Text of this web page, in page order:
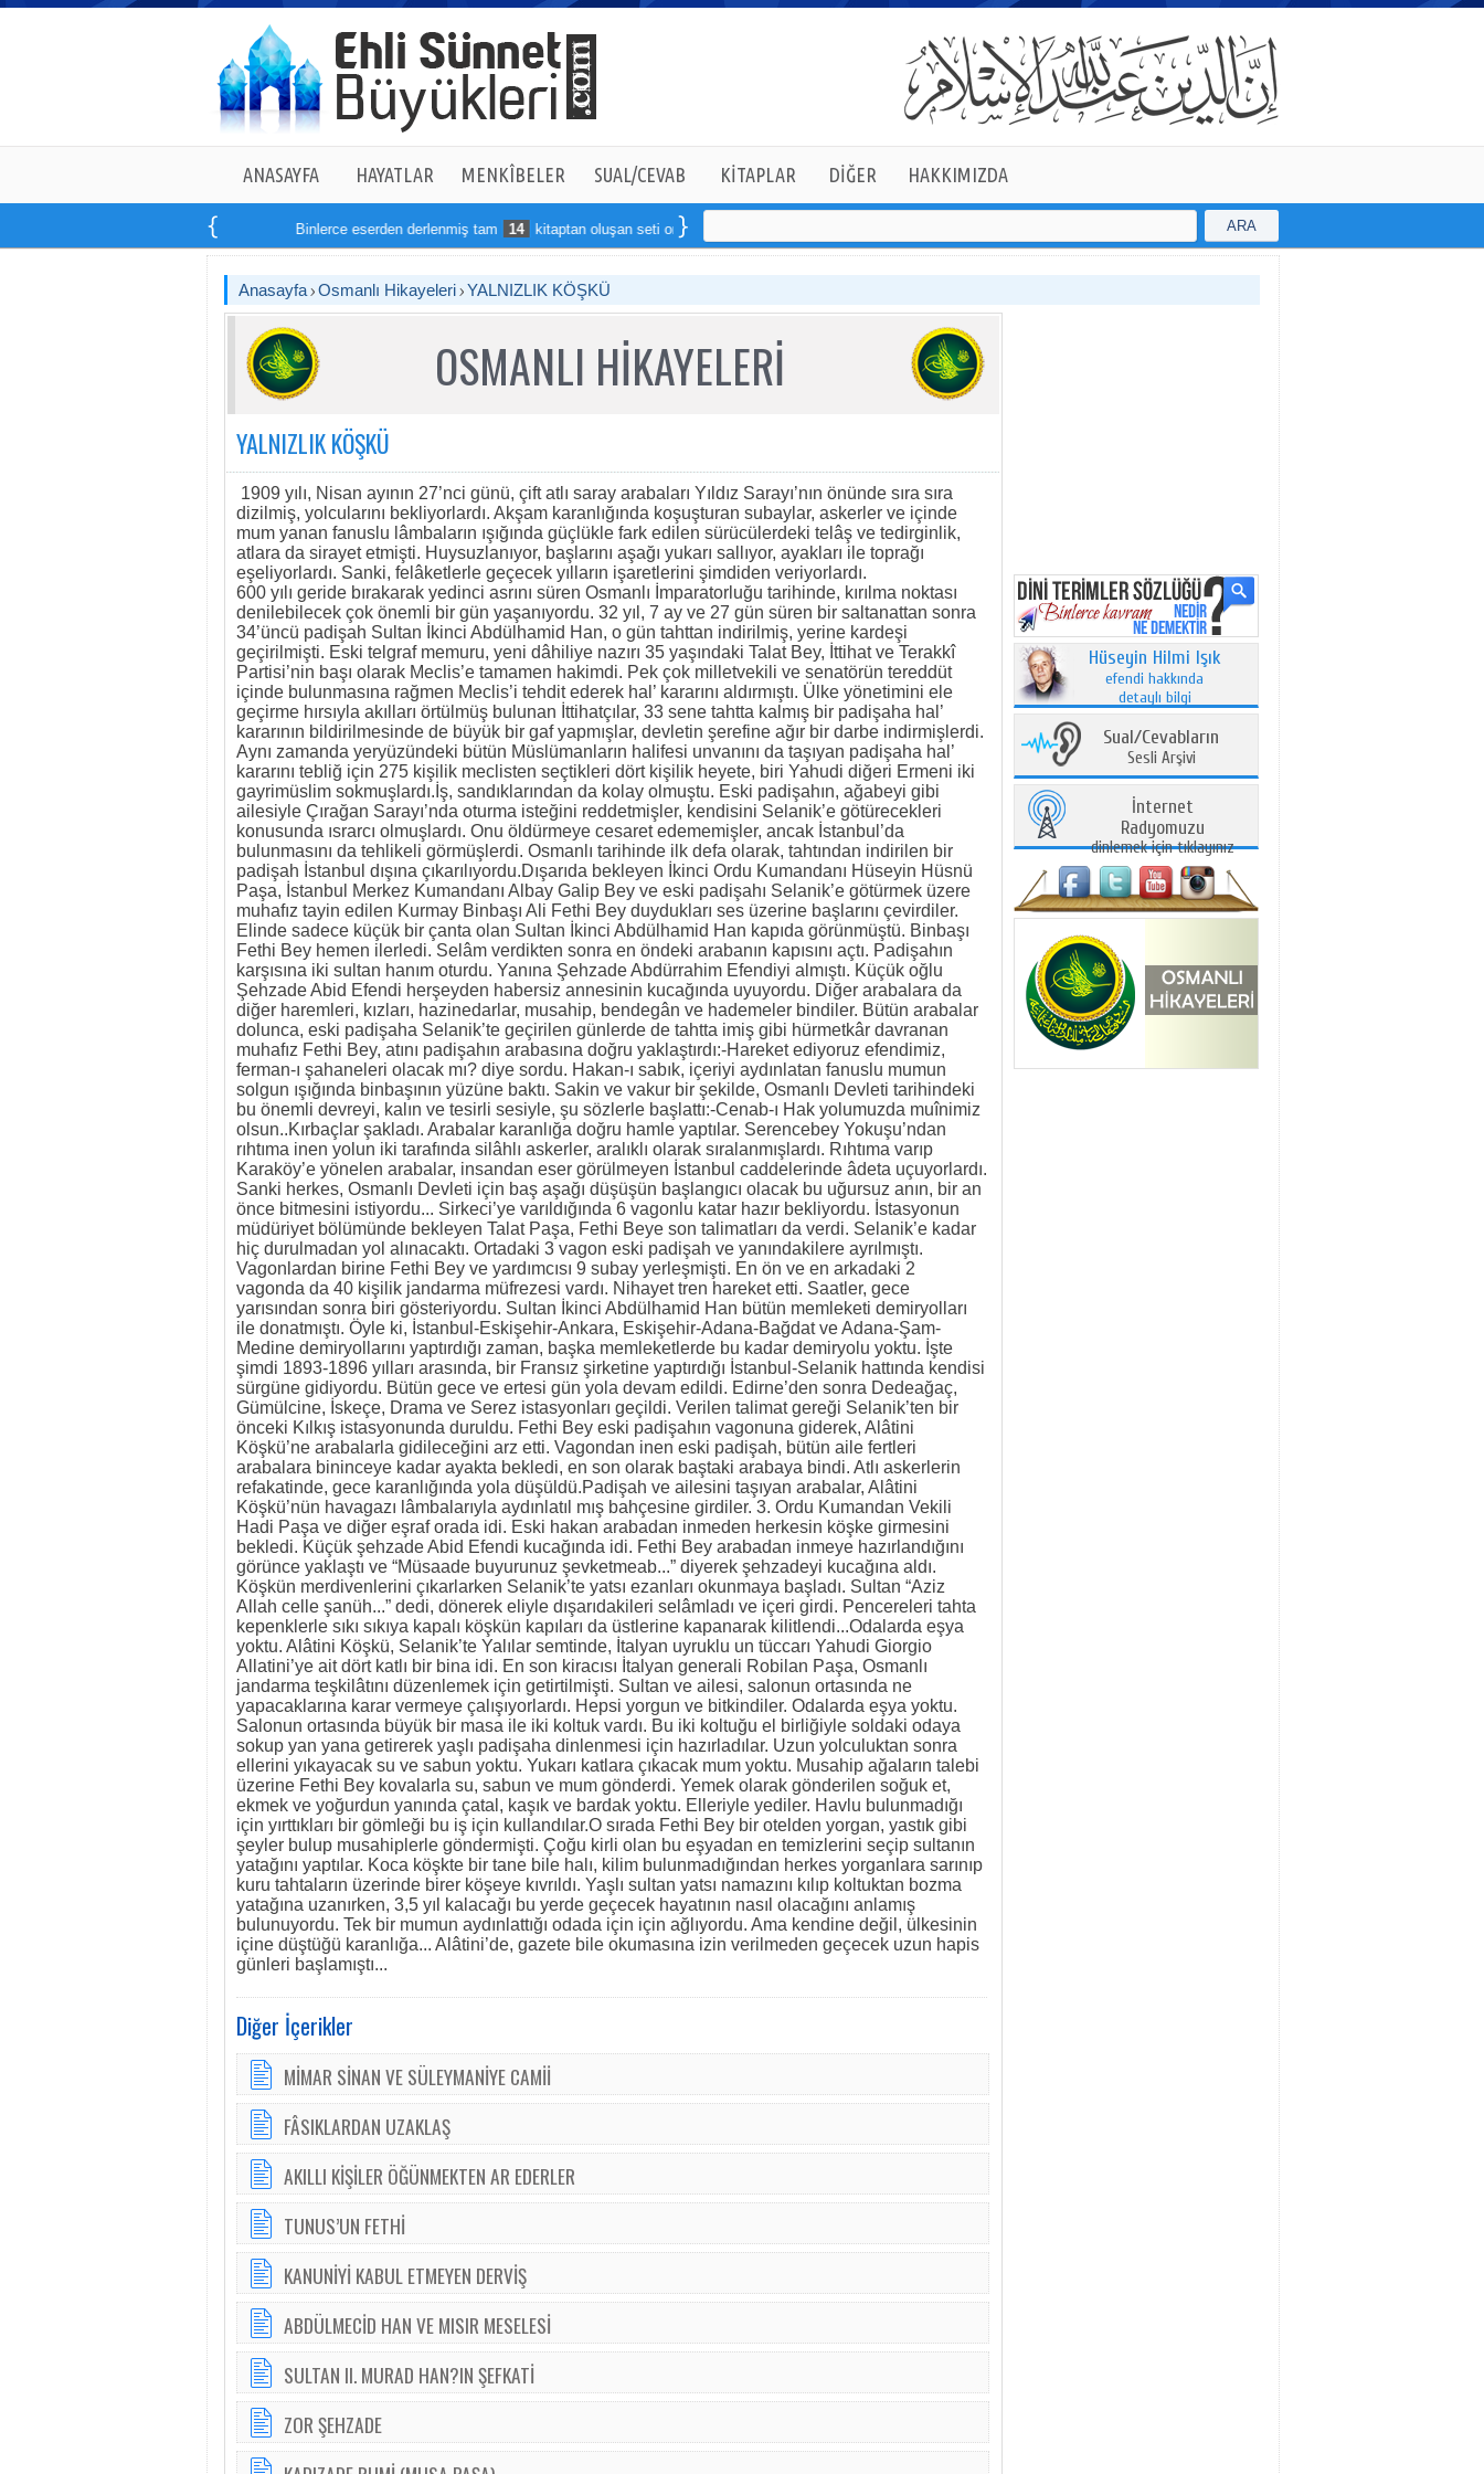
ANASAYFA HAYATLAR MENKÎBELER SUAL/CEVAB KİTAPLAR DİĞER HAKKIMIZDA
Binlerce eserden derlenmiş tam 14 kitaptan oluşan seti online sipariş verebilirsiniz ARA
Anasayfa Osmanlı Hikayeleri YALNIZLIK KÖŞKÜ
OSMANLI HİKAYELERİ
YALNIZLIK KÖŞKÜ
1909 yılı, Nisan ayının 27’nci günü, çift atlı saray arabaları Yıldız Sarayı’nın önünde sıra sıra
dizilmiş, yolcularını bekliyorlardı. Akşam karanlığında koşuşturan subaylar, askerler ve içinde
mum yanan fanuslu lâmbaların ışığında güçlükle fark edilen sürücülerdeki telâş ve tedirginlik,
atlara da sirayet etmişti. Huysuzlanıyor, başlarını aşağı yukarı sallıyor, ayakları ile toprağı
eşeliyorlardı. Sanki, felâketlerle geçecek yılların işaretlerini şimdiden veriyorlardı.
600 yılı geride bırakarak yedinci asrını süren Osmanlı İmparatorluğu tarihinde, kırılma noktası
denilebilecek çok önemli bir gün yaşanıyordu. 32 yıl, 7 ay ve 27 gün süren bir saltanattan sonra
34’üncü padişah Sultan İkinci Abdülhamid Han, o gün tahttan indirilmiş, yerine kardeşi
geçirilmişti. Eski telgraf memuru, yeni dâhiliye nazırı 35 yaşındaki Talat Bey, İttihat ve Terakkî
Partisi’nin başı olarak Meclis’e tamamen hakimdi. Pek çok milletvekili ve senatörün tereddüt
içinde bulunmasına rağmen Meclis’i tehdit ederek hal’ kararını aldırmıştı. Ülke yönetimini ele
geçirme hırsıyla akılları örtülmüş bulunan İttihatçılar, 33 sene tahtta kalmış bir padişaha hal’
kararının bildirilmesinde de büyük bir gaf yapmışlar, devletin şerefine ağır bir darbe indirmişlerdi.
Aynı zamanda yeryüzündeki bütün Müslümanların halifesi unvanını da taşıyan padişaha hal’
kararını tebliğ için 275 kişilik meclisten seçtikleri dört kişilik heyete, biri Yahudi diğeri Ermeni iki
gayrimüslim sokmuşlardı.İş, sandıklarından da kolay olmuştu. Eski padişahın, ağabeyi gibi
ailesiyle Çırağan Sarayı’nda oturma isteğini reddetmişler, kendisini Selanik’e götürecekleri
konusunda ısrarcı olmuşlardı. Onu öldürmeye cesaret edememişler, ancak İstanbul’da
bulunmasını da tehlikeli görmüşlerdi. Osmanlı tarihinde ilk defa olarak, tahtından indirilen bir
padişah İstanbul dışına çıkarılıyordu.Dışarıda bekleyen İkinci Ordu Kumandanı Hüseyin Hüsnü
Paşa, İstanbul Merkez Kumandanı Albay Galip Bey ve eski padişahı Selanik’e götürmek üzere
muhafız tayin edilen Kurmay Binbaşı Ali Fethi Bey duydukları ses üzerine başlarını çevirdiler.
Elinde sadece küçük bir çanta olan Sultan İkinci Abdülhamid Han kapıda görünmüştü. Binbaşı
Fethi Bey hemen ilerledi. Selâm verdikten sonra en öndeki arabanın kapısını açtı. Padişahın
karşısına iki sultan hanım oturdu. Yanına Şehzade Abdürrahim Efendiyi almıştı. Küçük oğlu
Şehzade Abid Efendi herşeyden habersiz annesinin kucağında uyuyordu. Diğer arabalara da
diğer haremleri, kızları, hazinedarlar, musahip, bendegân ve hademeler bindiler. Bütün arabalar
dolunca, eski padişaha Selanik’te geçirilen günlerde de tahtta imiş gibi hürmetkâr davranan
muhafız Fethi Bey, atını padişahın arabasına doğru yaklaştırdı:-Hareket ediyoruz efendimiz,
ferman-ı şahaneleri olacak mı? diye sordu. Hakan-ı sabık, içeriyi aydınlatan fanuslu mumun
solgun ışığında binbaşının yüzüne baktı. Sakin ve vakur bir şekilde, Osmanlı Devleti tarihindeki
bu önemli devreyi, kalın ve tesirli sesiyle, şu sözlerle başlattı:-Cenab-ı Hak yolumuzda muînimiz
olsun..Kırbaçlar şakladı. Arabalar karanlığa doğru hamle yaptılar. Serencebey Yokuşu’ndan
rıhtıma inen yolun iki tarafında silâhlı askerler, aralıklı olarak sıralanmışlardı. Rıhtıma varıp
Karaköy’e yönelen arabalar, insandan eser görülmeyen İstanbul caddelerinde âdeta uçuyorlardı.
Sanki herkes, Osmanlı Devleti için baş aşağı düşüşün başlangıcı olacak bu uğursuz anın, bir an
önce bitmesini istiyordu... Sirkeci’ye varıldığında 6 vagonlu katar hazır bekliyordu. İstasyonun
müdüriyet bölümünde bekleyen Talat Paşa, Fethi Beye son talimatları da verdi. Selanik’e kadar
hiç durulmadan yol alınacaktı. Ortadaki 3 vagon eski padişah ve yanındakilere ayrılmıştı.
Vagonlardan birine Fethi Bey ve yardımcısı 9 subay yerleşmişti. En ön ve en arkadaki 2
vagonda da 40 kişilik jandarma müfrezesi vardı. Nihayet tren hareket etti. Saatler, gece
yarısından sonra biri gösteriyordu. Sultan İkinci Abdülhamid Han bütün memleketi demiryolları
ile donatmıştı. Öyle ki, İstanbul-Eskişehir-Ankara, Eskişehir-Adana-Bağdat ve Adana-Şam-
Medine demiryollarını yaptırdığı zaman, başka memleketlerde bu kadar demiryolu yoktu. İşte
şimdi 1893-1896 yılları arasında, bir Fransız şirketine yaptırdığı İstanbul-Selanik hattında kendisi
sürgüne gidiyordu. Bütün gece ve ertesi gün yola devam edildi. Edirne’den sonra Dedeağaç,
Gümülcine, İskeçe, Drama ve Serez istasyonları geçildi. Verilen talimat gereği Selanik’ten bir
önceki Kılkış istasyonunda duruldu. Fethi Bey eski padişahın vagonuna giderek, Alâtini
Köşkü’ne arabalarla gidileceğini arz etti. Vagondan inen eski padişah, bütün aile fertleri
arabalara bininceye kadar ayakta bekledi, en son olarak baştaki arabaya bindi. Atlı askerlerin
refakatinde, gece karanlığında yola düşüldü.Padişah ve ailesini taşıyan arabalar, Alâtini
Köşkü’nün havagazı lâmbalarıyla aydınlatıl mış bahçesine girdiler. 3. Ordu Kumandan Vekili
Hadi Paşa ve diğer eşraf orada idi. Eski hakan arabadan inmeden herkesin köşke girmesini
bekledi. Küçük şehzade Abid Efendi kucağında idi. Fethi Bey arabadan inmeye hazırlandığını
görünce yaklaştı ve “Müsaade buyurunuz şevketmeab...” diyerek şehzadeyi kucağına aldı.
Köşkün merdivenlerini çıkarlarken Selanik’te yatsı ezanları okunmaya başladı. Sultan “Aziz
Allah celle şanüh...” dedi, dönerek eliyle dışarıdakileri selâmladı ve içeri girdi. Pencereleri tahta
kepenklerle sıkı sıkıya kapalı köşkün kapıları da üstlerine kapanarak kilitlendi...Odalarda eşya
yoktu. Alâtini Köşkü, Selanik’te Yalılar semtinde, İtalyan uyruklu un tüccarı Yahudi Giorgio
Allatini’ye ait dört katlı bir bina idi. En son kiracısı İtalyan generali Robilan Paşa, Osmanlı
jandarma teşkilâtını düzenlemek için getirtilmişti. Sultan ve ailesi, salonun ortasında ne
yapacaklarına karar vermeye çalışıyorlardı. Hepsi yorgun ve bitkindiler. Odalarda eşya yoktu.
Salonun ortasında büyük bir masa ile iki koltuk vardı. Bu iki koltuğu el birliğiyle soldaki odaya
sokup yan yana getirerek yaşlı padişaha dinlenmesi için hazırladılar. Uzun yolculuktan sonra
ellerini yıkayacak su ve sabun yoktu. Yukarı katlara çıkacak mum yoktu. Musahip ağaların talebi
üzerine Fethi Bey kovalarla su, sabun ve mum gönderdi. Yemek olarak gönderilen soğuk et,
ekmek ve yoğurdun yanında çatal, kaşık ve bardak yoktu. Elleriyle yediler. Havlu bulunmadığı
için yırttıkları bir gömleği bu iş için kullandılar.O sırada Fethi Bey bir otelden yorgan, yastık gibi
şeyler bulup musahiplerle göndermişti. Çoğu kirli olan bu eşyadan en temizlerini seçip sultanın
yatağını yaptılar. Koca köşkte bir tane bile halı, kilim bulunmadığından herkes yorganlara sarınıp
kuru tahtaların üzerinde birer köşeye kıvrıldı. Yaşlı sultan yatsı namazını kılıp koltuktan bozma
yatağına uzanırken, 3,5 yıl kalacağı bu yerde geçecek hayatının nasıl olacağını anlamış
bulunuyordu. Tek bir mumun aydınlattığı odada için için ağlıyordu. Ama kendine değil, ülkesinin
içine düştüğü karanlığa... Alâtini’de, gazete bile okumasına izin verilmeden geçecek uzun hapis
günleri başlamıştı...
Diğer İçerikler
MİMAR SİNAN VE SÜLEYMANİYE CAMİİ
FÂSIKLARDAN UZAKLAŞ
AKILLI KİŞİLER ÖĞÜNMEKTEN AR EDERLER
TUNUS’UN FETHİ
KANUNİYİ KABUL ETMEYEN DERVİŞ
ABDÜLMECİD HAN VE MISIR MESELESİ
SULTAN II. MURAD HAN?IN ŞEFKATİ
ZOR ŞEHZADE
Hüseyin Hilmi Işık
efendi hakkında
detaylı bilgi
Sual/Cevabların
Sesli Arşivi
İnternet
Radyomuzu
dinlemek için tıklayınız